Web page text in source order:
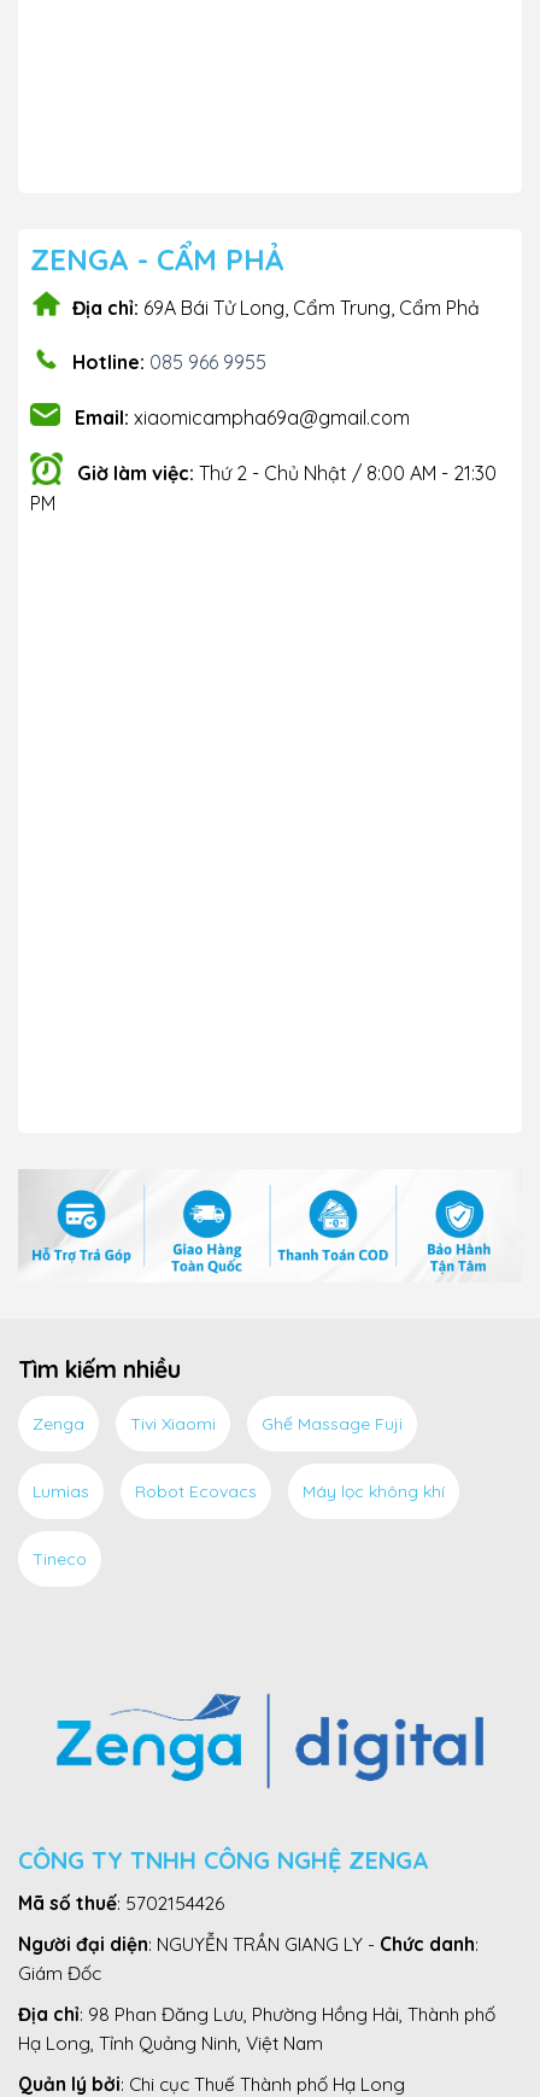
ZENGA - CẨM PHẢ
Địa chỉ: 69A Bái Tử Long, Cẩm Trung, Cẩm Phả
Hotline: 085 966 9955
Email: xiaomicampha69a@gmail.com
Giờ làm việc: Thứ 2 - Chủ Nhật / 8:00 AM - 21:30
PM
Tìm kiếm nhiều
Zenga Tivi Xiaomi Ghế Massage Fuji
Lumias Robot Ecovacs Máy lọc không khí
Tineco
CÔNG TY TNHH CÔNG NGHỆ ZENGA
Mã số thuế: 5702154426
Người đại diện: NGUYỄN TRẦN GIANG LY - Chức danh:
Giám Đốc
Địa chỉ: 98 Phan Đăng Lưu, Phường Hồng Hải, Thành phố
Hạ Long, Tỉnh Quảng Ninh, Việt Nam
Quản lý bởi: Chi cục Thuế Thành phố Hạ Long